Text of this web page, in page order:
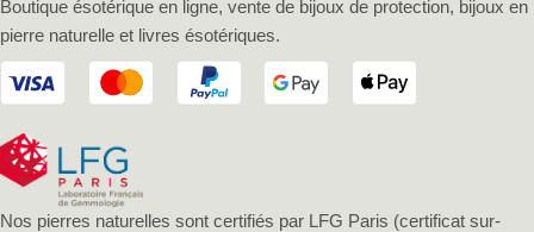
Boutique ésotérique en ligne, vente de bijoux de protection, bijoux en
pierre naturelle et livres ésotériques.
Nos pierres naturelles sont certifiés par LFG Paris (certificat sur-